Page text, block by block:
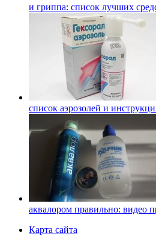
и гриппа: список лучших
список аэрозолей и
аквалором правильно: видео
Карта сайта